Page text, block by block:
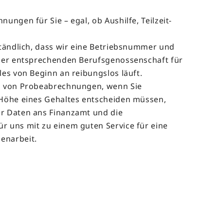
für Sie – egal, ob Aushilfe, Teilzeit-
dass wir eine Betriebsnummer und
entsprechenden Berufsgenossenschaft für
von Beginn an reibungslos läuft.
Probeabrechnungen, wenn Sie
eines Gehaltes entscheiden müssen,
Daten ans Finanzamt und die
uns mit zu einem guten Service für eine